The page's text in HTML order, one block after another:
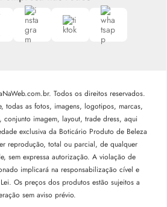
Todos os direitos reservados.
todas as fotos, imagens, logotipos, marcas,
conjunto imagem, layout, trade dress, aqui
exclusiva da Boticário Produto de Beleza
reprodução, total ou parcial, de qualquer
sem expressa autorização. A violação de
implicará na responsabilização cível e
Os preços dos produtos estão sujeitos a
sem aviso prévio.